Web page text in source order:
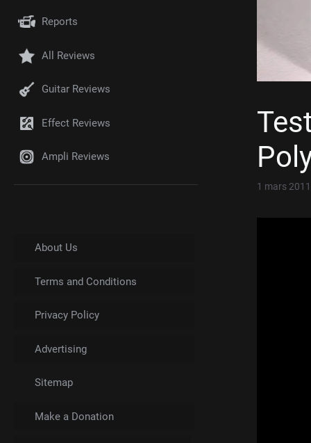
1 mars 2011
Reports
All Reviews
Guitar Reviews
Effect Reviews
Ampli Reviews
About Us
Terms and Conditions
Privacy Policy
Advertising
Sitemap
Make a Donation